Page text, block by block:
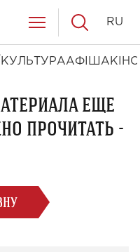
КУЛЬТУРААФІША КІНО
RU
ЕЩЕ
ПРОЧИТАТЬ -